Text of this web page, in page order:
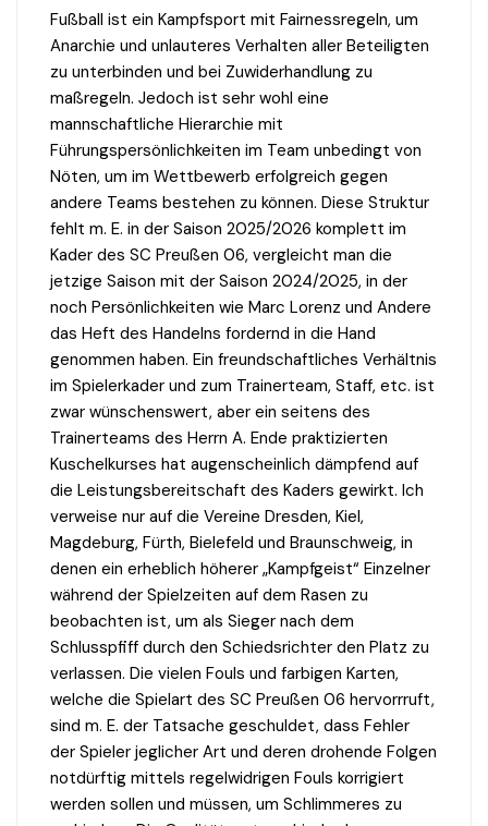
Fußball ist ein Kampfsport mit Fairnessregeln, um
Anarchie und unlauteres Verhalten aller Beteiligten
zu unterbinden und bei Zuwiderhandlung zu
maßregeln. Jedoch ist sehr wohl eine
mannschaftliche Hierarchie mit
Führungspersönlichkeiten im Team unbedingt von
Nöten, um im Wettbewerb erfolgreich gegen
andere Teams bestehen zu können. Diese Struktur
fehlt m. E. in der Saison 2025/2026 komplett im
Kader des SC Preußen 06, vergleicht man die
jetzige Saison mit der Saison 2024/2025, in der
noch Persönlichkeiten wie Marc Lorenz und Andere
das Heft des Handelns fordernd in die Hand
genommen haben. Ein freundschaftliches Verhältnis
im Spielerkader und zum Trainerteam, Staff, etc. ist
zwar wünschenswert, aber ein seitens des
Trainerteams des Herrn A. Ende praktizierten
Kuschelkurses hat augenscheinlich dämpfend auf
die Leistungsbereitschaft des Kaders gewirkt. Ich
verweise nur auf die Vereine Dresden, Kiel,
Magdeburg, Fürth, Bielefeld und Braunschweig, in
denen ein erheblich höherer „Kampfgeist“ Einzelner
während der Spielzeiten auf dem Rasen zu
beobachten ist, um als Sieger nach dem
Schlusspfiff durch den Schiedsrichter den Platz zu
verlassen. Die vielen Fouls und farbigen Karten,
welche die Spielart des SC Preußen 06 hervorrruft,
sind m. E. der Tatsache geschuldet, dass Fehler
der Spieler jeglicher Art und deren drohende Folgen
notdürftig mittels regelwidrigen Fouls korrigiert
werden sollen und müssen, um Schlimmeres zu